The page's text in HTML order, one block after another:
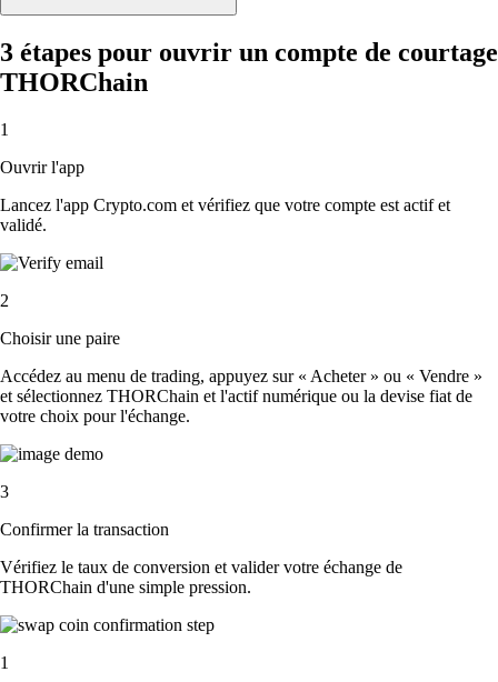
3 étapes pour ouvrir un compte de courtage
THORChain
1
Ouvrir l'app
Lancez l'app Crypto.com et vérifiez que votre compte est actif et
validé.
2
Choisir une paire
Accédez au menu de trading, appuyez sur « Acheter » ou « Vendre »
et sélectionnez THORChain et l'actif numérique ou la devise fiat de
votre choix pour l'échange.
3
Confirmer la transaction
Vérifiez le taux de conversion et valider votre échange de
THORChain d'une simple pression.
1